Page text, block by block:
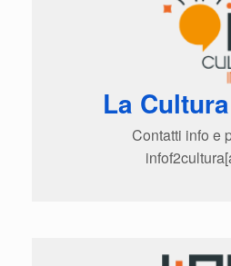
La
Contatti info e